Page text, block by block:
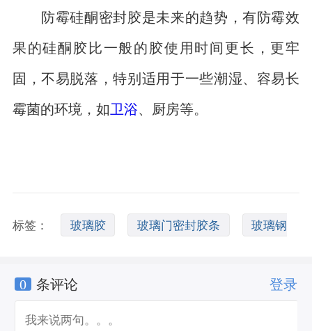
防霉硅酮密封胶是未来的趋势，有防霉效
果的硅酮胶比一般的胶使用时间更长，更牢
固，不易脱落，特别适用于一些潮湿、容易长
霉菌的环境，如 卫浴 、厨房等。
标签： 玻璃胶 玻璃门密封胶条 玻璃钢
胶0 条评论 登录